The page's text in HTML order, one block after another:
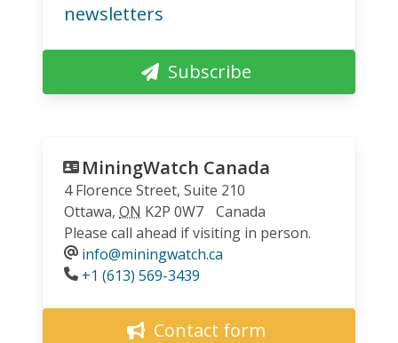
newsletters
Subscribe
MiningWatch Canada
4 Florence Street, Suite 210
Ottawa, ON K2P 0W7
Canada
Please call ahead if visiting in person.
info@miningwatch.ca
Phone
+1 (613) 569-3439
Contact form